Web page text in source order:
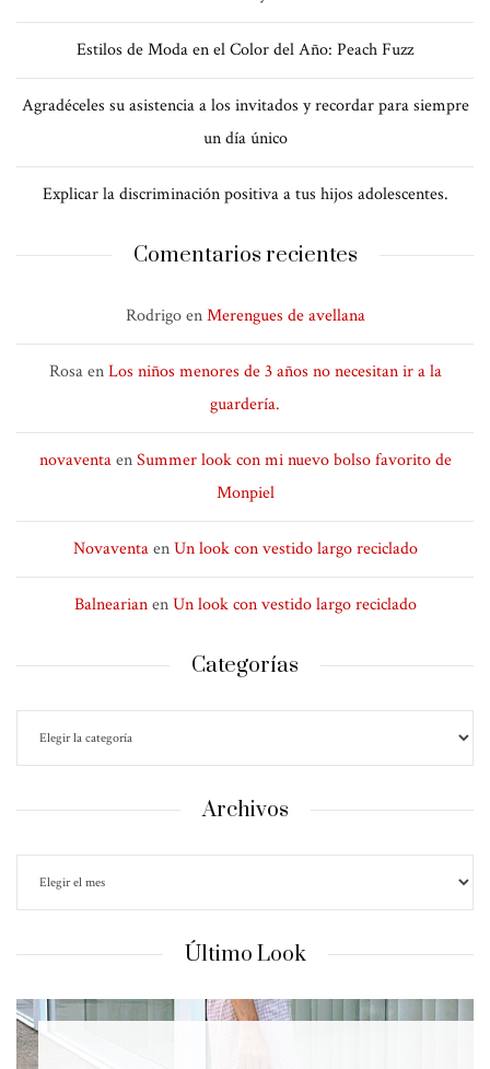
Estilos de Moda en el Color del Año: Peach Fuzz
Agradéceles su asistencia a los invitados y recordar para siempre
un día único
Explicar la discriminación positiva a tus hijos adolescentes.
Comentarios recientes
RodrigoenMerengues de avellana
RosaenLos niños menores de 3 años no necesitan ir a la
guardería.
novaventaenSummer look con mi nuevo bolso favorito de
Monpiel
NovaventaenUn look con vestido largo reciclado
BalnearianenUn look con vestido largo reciclado
Categorías
Archivos
Último Look